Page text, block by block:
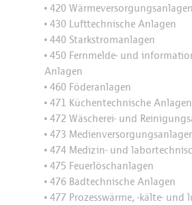
•420 Wärmeversorgungsanlagen
•430 Lufttechnische Anlagen
•440 Starkstromanlagen
•450 Fernmelde- und
Anlagen
•460 Föderanlagen
•471 Küchentechnische Anlagen
•472 Wäscherei- und
•473
•474 Medizin- und
•475 Feuerlöschanlagen
•476 Badtechnische Anlagen
•477 Prozesswärme, -kälte- und